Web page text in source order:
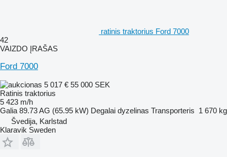
ratinis traktorius Ford 7000
42
VAIZDO ĮRAŠAS
Ford 7000
5 017 € 55 000 SEK
Ratinis traktorius
5 423 m/h
Galia 89.73 AG (65.95 kW) Degalai dyzelinas Transporteris 1 670 kg
Švedija, Karlstad
Klaravik Sweden